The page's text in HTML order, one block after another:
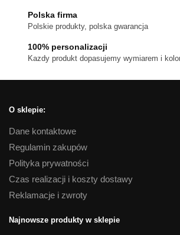
stronie
Polska firma
Polskie produkty, polska gwarancja
100% personalizacji
Kazdy produkt dopasujemy wymiarem i
O sklepie:
Dane kontaktowe
Regulamin zakupów
Polityka prywatności
Czas realizacji i koszty dostawy
Reklamacje i zwroty
Najnowsze produkty w sklepie